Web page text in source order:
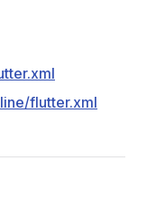
flutter.xml